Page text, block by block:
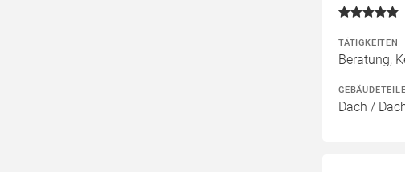
TÄTIGKEITEN
Beratung,
GEBÄUDETEILE
Dach /